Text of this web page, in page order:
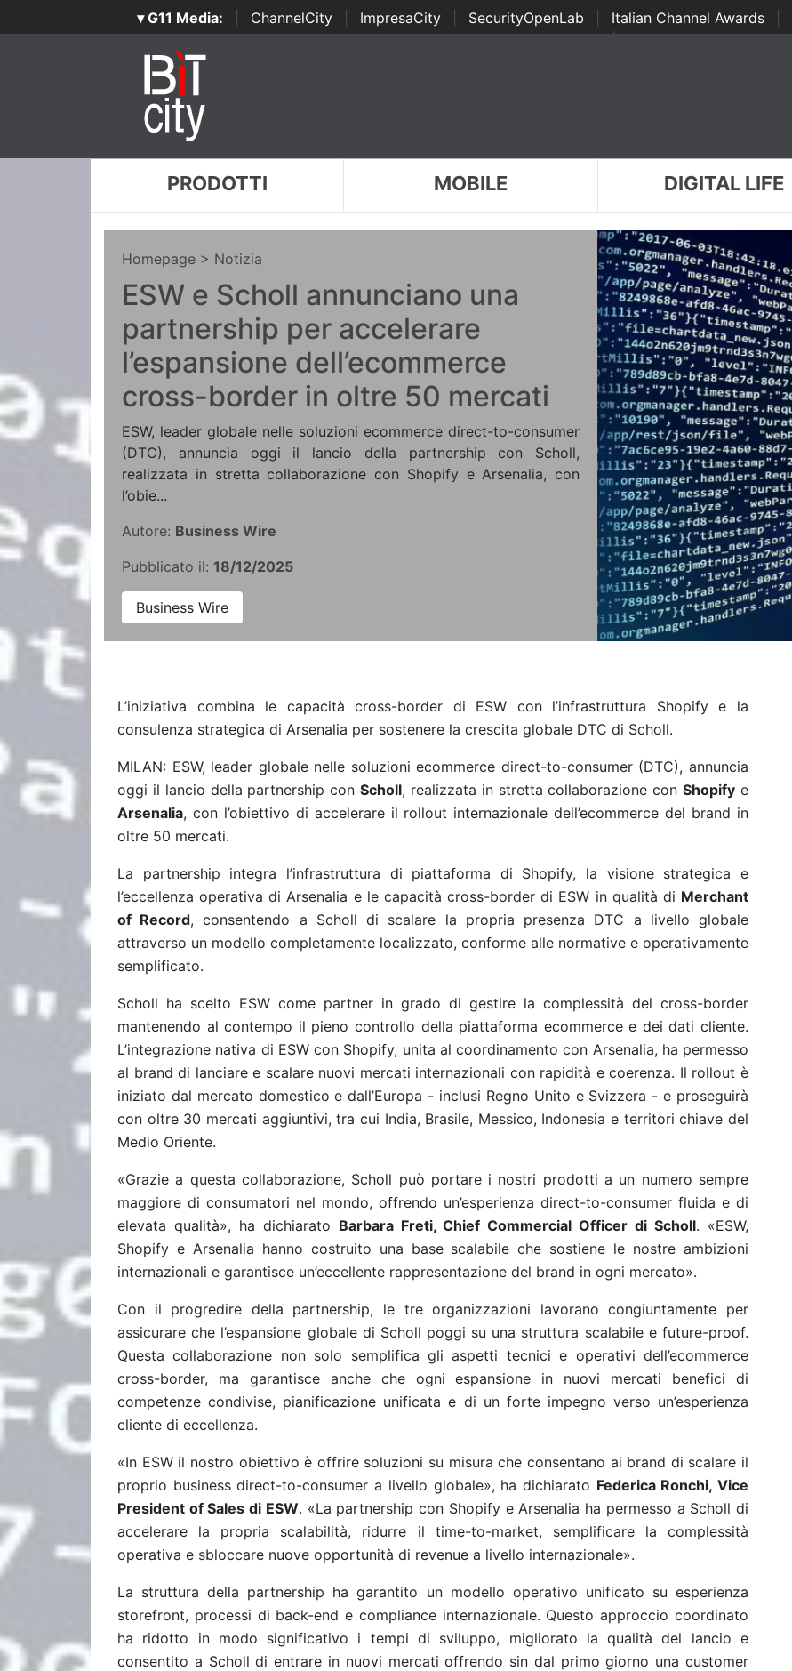
▾ G11 Media: ChannelCity ImpresaCity SecurityOpenLab Italian Channel Awards
Awards | ...
PRODOTTI MOBILE DIGITAL LIFE
Homepage > Notizia
ESW e Scholl annunciano una
partnership per accelerare
l’espansione dell’ecommerce
cross-border in oltre 50 mercati
ESW, leader globale nelle soluzioni ecommerce direct-to-consumer
(DTC), annuncia oggi il lancio della partnership con Scholl,
realizzata in stretta collaborazione con Shopify e Arsenalia, con
l’obie...
Autore: Business Wire
Pubblicato il: 18/12/2025
Business Wire
L’iniziativa combina le capacità cross-border di ESW con l’infrastruttura Shopify e la
consulenza strategica di Arsenalia per sostenere la crescita globale DTC di Scholl.
MILAN: ESW, leader globale nelle soluzioni ecommerce direct-to-consumer (DTC), annuncia
oggi il lancio della partnership conScholl, realizzata in stretta collaborazione conShopify e
Arsenalia, con l’obiettivo di accelerare il rollout internazionale dell’ecommerce del brand in
oltre 50 mercati.
La partnership integra l’infrastruttura di piattaforma di Shopify, la visione strategica e
l’eccellenza operativa di Arsenalia e le capacità cross-border di ESW in qualità di Merchant
of Record, consentendo a Scholl di scalare la propria presenza DTC a livello globale
attraverso un modello completamente localizzato, conforme alle normative e operativamente
semplificato.
Scholl ha scelto ESW come partner in grado di gestire la complessità del cross-border
mantenendo al contempo il pieno controllo della piattaforma ecommerce e dei dati cliente.
L’integrazione nativa di ESW con Shopify, unita al coordinamento con Arsenalia, ha permesso
al brand di lanciare e scalare nuovi mercati internazionali con rapidità e coerenza. Il rollout è
iniziato dal mercato domestico e dall’Europa - inclusi Regno Unito e Svizzera - e proseguirà
con oltre 30 mercati aggiuntivi, tra cui India, Brasile, Messico, Indonesia e territori chiave del
Medio Oriente.
«Grazie a questa collaborazione, Scholl può portare i nostri prodotti a un numero sempre
maggiore di consumatori nel mondo, offrendo un’esperienza direct-to-consumer fluida e di
elevata qualità», ha dichiarato Barbara Freti, Chief Commercial Officer di Scholl. «ESW,
Shopify e Arsenalia hanno costruito una base scalabile che sostiene le nostre ambizioni
internazionali e garantisce un’eccellente rappresentazione del brand in ogni mercato».
Con il progredire della partnership, le tre organizzazioni lavorano congiuntamente per
assicurare che l’espansione globale di Scholl poggi su una struttura scalabile e future-proof.
Questa collaborazione non solo semplifica gli aspetti tecnici e operativi dell’ecommerce
cross-border, ma garantisce anche che ogni espansione in nuovi mercati benefici di
competenze condivise, pianificazione unificata e di un forte impegno verso un’esperienza
cliente di eccellenza.
«In ESW il nostro obiettivo è offrire soluzioni su misura che consentano ai brand di scalare il
proprio business direct-to-consumer a livello globale», ha dichiarato Federica Ronchi, Vice
President of Sales di ESW. «La partnership con Shopify e Arsenalia ha permesso a Scholl di
accelerare la propria scalabilità, ridurre il time-to-market, semplificare la complessità
operativa e sbloccare nuove opportunità di revenue a livello internazionale».
La struttura della partnership ha garantito un modello operativo unificato su esperienza
storefront, processi di back-end e compliance internazionale. Questo approccio coordinato
ha ridotto in modo significativo i tempi di sviluppo, migliorato la qualità del lancio e
consentito a Scholl di entrare in nuovi mercati offrendo sin dal primo giorno una customer